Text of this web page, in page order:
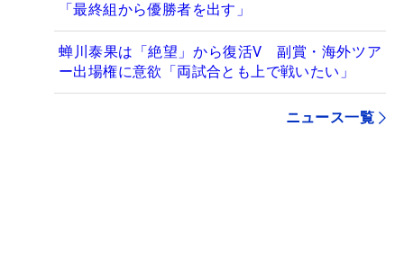
「最終組から優勝者を出す」
蝉川泰果は「絶望」から復活V 副賞・海外ツア
ー出場権に意欲「両試合とも上で戦いたい」
ニュース一覧